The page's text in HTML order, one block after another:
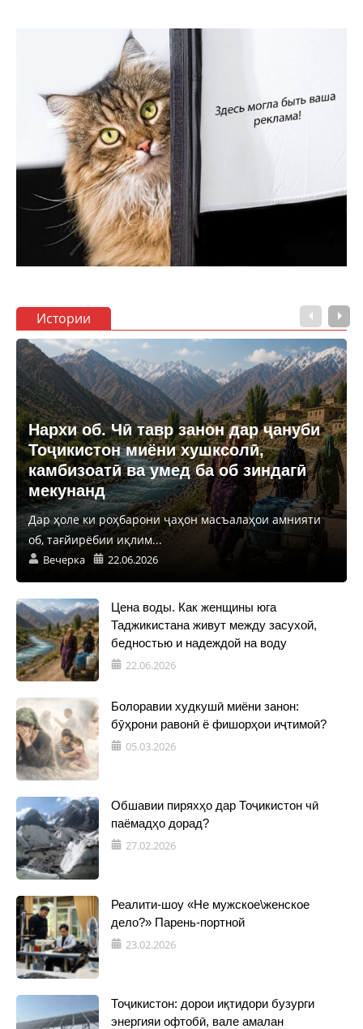
Истории
Нархи об. Чӣ тавр занон дар ҷануби
Тоҷикистон миёни хушксолӣ,
камбизоатӣ ва умед ба об зиндагӣ
мекунанд
Дар ҳоле ки роҳбарони ҷаҳон масъалаҳои амнияти
об, тағйирёбии иқлим...
Вечерка 22.06.2026
Цена воды. Как женщины юга
Таджикистана живут между засухой,
бедностью и надеждой на воду
22.06.2026
Болоравии худкушӣ миёни занон:
бӯҳрони равонӣ ё фишорҳои иҷтимоӣ?
05.03.2026
Обшавии пиряхҳо дар Тоҷикистон чӣ
паёмадҳо дорад?
27.02.2026
Реалити-шоу «Не мужское\женское
дело?» Парень-портной
23.02.2026
Тоҷикистон: дорои иқтидори бузурги
энергияи офтобӣ, вале амалан